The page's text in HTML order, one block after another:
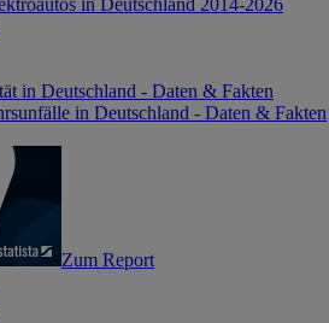
in Deutschland - Daten & Fakten
in Deutschland - Daten & Fakten
Zum Report